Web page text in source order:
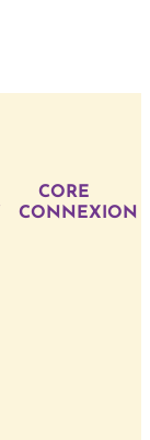
CORE
CONNEXION